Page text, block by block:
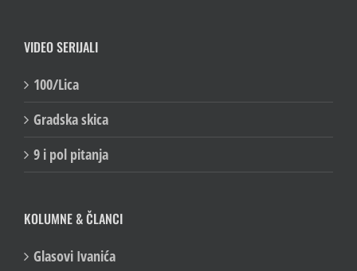
VIDEO SERIJALI
100/Lica
Gradska skica
9 i pol pitanja
KOLUMNE & ČLANCI
Glasovi Ivanića